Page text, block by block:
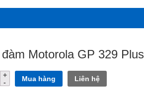
đàm Motorola GP 329 Plus
Mua hàng Liên hệ